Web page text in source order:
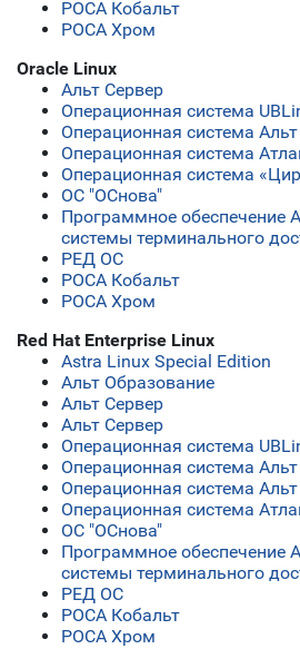
РОСА Кобальт
РОСА Хром
Oracle Linux
Альт Сервер
Операционная система
Операционная система
Операционная система
ОС "ОСнова"
Программное обеспечение
системы терминального
РЕД ОС
РОСА Кобальт
РОСА Хром
Red Hat Enterprise Linux
Astra Linux Special Edition
Альт Образование
Альт Сервер
Альт Сервер
Операционная система
Операционная система
ОС "ОСнова"
Программное обеспечение
системы терминального
РЕД ОС
РОСА Кобальт
РОСА Хром